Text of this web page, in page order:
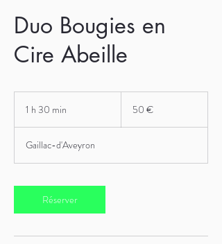
Duo Bougies en
Cire Abeille
1 h 30 min
m
i
50 €
Gaillac-d'Aveyron
Réserver